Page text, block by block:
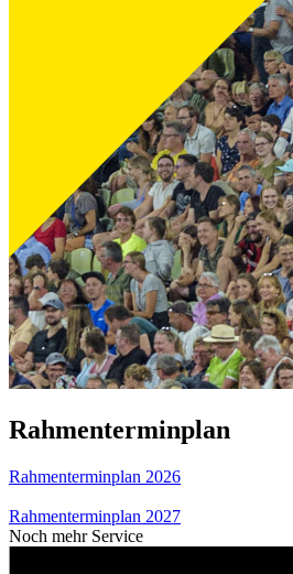
Rahmenterminplan
Rahmenterminplan 2026
Rahmenterminplan 2027
Noch mehr Service